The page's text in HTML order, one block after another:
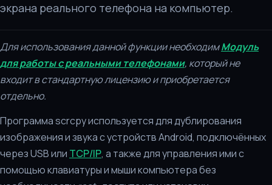
экрана реального телефона на компьютер.
Для использования данной функции необходимМодуль
для работы с реальными телефонами, который не
входит в стандартную лицензию и приобретается
отдельно.
Программа scrcpy используется для дублирования
изображения и звука с устройств Android, подключённых
через USB или TCP/IP, а также для управления ими с
помощью клавиатуры и мыши компьютера без